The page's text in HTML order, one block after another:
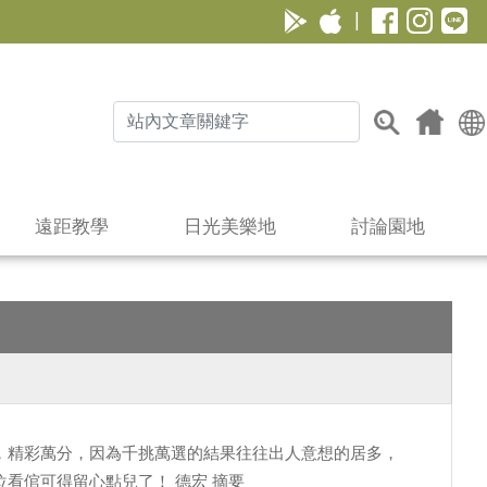
遠距教學 日光美樂地 討論園地
彩萬分，因為千挑萬選的結果往往出人意想的居多，
倌可得留心點兒了！ 德宏 摘要